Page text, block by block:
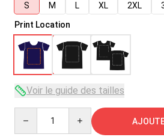
S
M L XL 2XL
Print Location
Voir le guide des tailles